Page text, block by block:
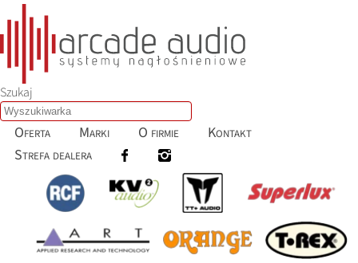
Szukaj
Oferta Marki O firmie
Kontakt
Strefa dealera